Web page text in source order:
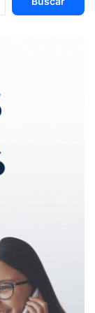
Michel Temer
de
39
fueron
del 15% sin